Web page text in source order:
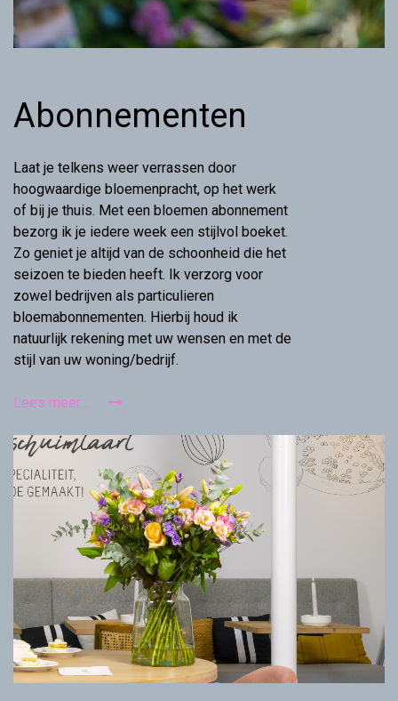
Abonnementen
Laat je telkens weer verrassen door
hoogwaardige bloemenpracht, op het werk
of bij je thuis. Met een bloemen abonnement
bezorg ik je iedere week een stijlvol boeket.
Zo geniet je altijd van de schoonheid die het
seizoen te bieden heeft. Ik verzorg voor
zowel bedrijven als particulieren
bloemabonnementen. Hierbij houd ik
natuurlijk rekening met uw wensen en met de
stijl van uw woning/bedrijf.
Lees meer....